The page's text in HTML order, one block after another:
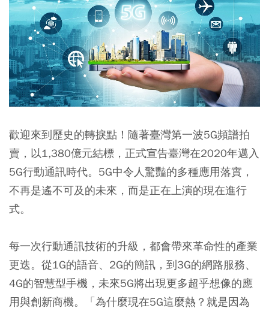
歡迎來到歷史的轉捩點！隨著臺灣第一波5G頻譜拍
賣，以1,380億元結標，正式宣告臺灣在2020年邁入
5G行動通訊時代。5G中令人驚豔的多種應用落實，
不再是遙不可及的未來，而是正在上演的現在進行
式。
每一次行動通訊技術的升級，都會帶來革命性的產業
更迭。從1G的語音、2G的簡訊，到3G的網路服務、
4G的智慧型手機，未來5G將出現更多超乎想像的應
用與創新商機。「為什麼現在5G這麼熱？就是因為